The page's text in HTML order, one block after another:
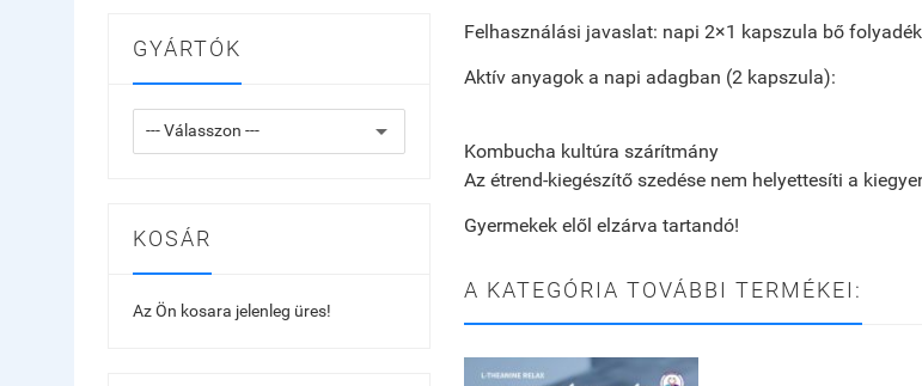
GYÁRTÓK
KOSÁR
Az Ön kosara jelenleg üres!
Felhasználási javaslat: napi 2×1 kapszula bő
Aktív anyagok a napi adagban (2 kapszula):
Kombucha kultúra szárítmány
Az étrend-kiegészítő szedése nem helyettesíti a
Gyermekek elől elzárva tartandó!
A KATEGÓRIA TOVÁBBI TERMÉKEI: